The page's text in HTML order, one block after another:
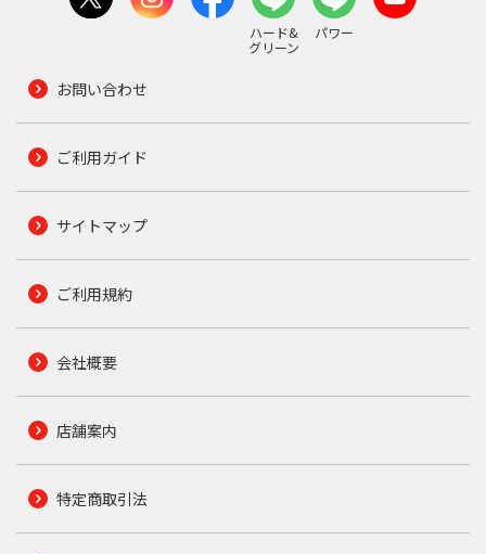
ハード&
グリーン
パワー
お問い合わせ
ご利用ガイド
サイトマップ
ご利用規約
会社概要
店舗案内
特定商取引法